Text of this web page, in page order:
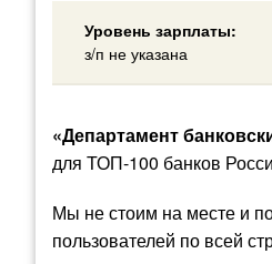
Уровень зарплаты:
з/п не указана
«Департамент
для ТОП-100 банков
Мы не стоим на месте и
пользователей по всей